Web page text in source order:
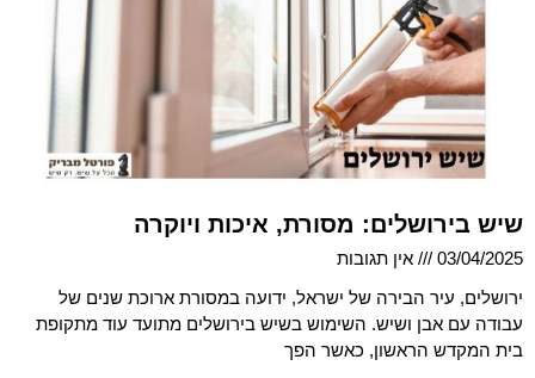
שיש בירושלים: מסורת, איכות ויוקרה
03/04/2025
אין תגובות
ירושלים, עיר הבירה של ישראל, ידועה במסורת ארוכת שנים של
עבודה עם אבן ושיש. השימוש בשיש בירושלים מתועד עוד מתקופת
בית המקדש הראשון, כאשר הפך